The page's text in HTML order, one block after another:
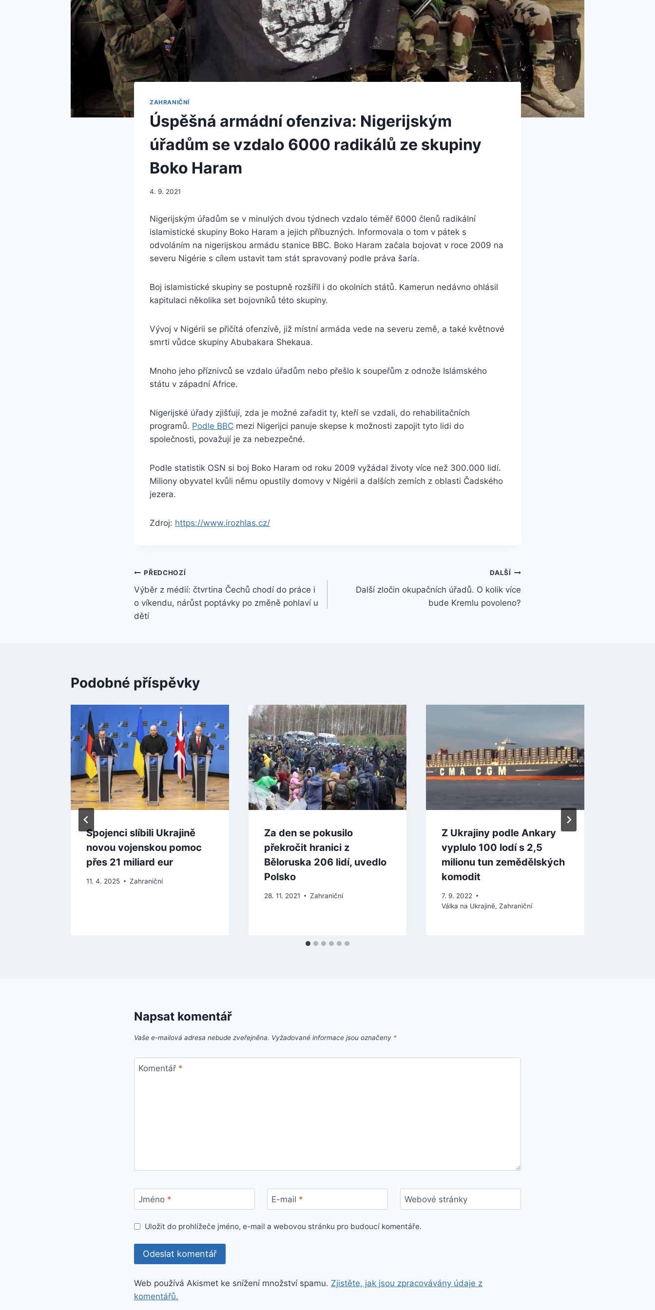
ZAHRANIČNÍ
Úspěšná armádní ofenziva: Nigerijským
úřadům se vzdalo 6000 radikálů ze skupiny
Boko Haram
4. 9. 2021
Nigerijským úřadům se v minulých dvou týdnech vzdalo téměř 6000 členů radikální
islamistické skupiny Boko Haram a jejich příbuzných. Informovala o tom v pátek s
odvoláním na nigerijskou armádu stanice BBC. Boko Haram začala bojovat v roce 2009 na
severu Nigérie s cílem ustavit tam stát spravovaný podle práva šaría.
Boj islamistické skupiny se postupně rozšířil i do okolních států. Kamerun nedávno ohlásil
kapitulaci několika set bojovníků této skupiny.
Vývoj v Nigérii se přičítá ofenzívě, již místní armáda vede na severu země, a také květnové
smrti vůdce skupiny Abubakara Shekaua.
Mnoho jeho příznivců se vzdalo úřadům nebo přešlo k soupeřům z odnože Islámského
státu v západní Africe.
Nigerijské úřady zjišťují, zda je možné zařadit ty, kteří se vzdali, do rehabilitačních
programů. Podle BBC mezi Nigerijci panuje skepse k možnosti zapojit tyto lidi do
společnosti, považují je za nebezpečné.
Podle statistik OSN si boj Boko Haram od roku 2009 vyžádal životy více než 300.000 lidí.
Miliony obyvatel kvůli němu opustily domovy v Nigérii a dalších zemích z oblasti Čadského
jezera.
Zdroj: https://www.irozhlas.cz/
Navigace
pro
příspěvek
PŘEDCHOZÍ
Výběr z médií: čtvrtina Čechů chodí do práce i
o víkendu, nárůst poptávky po změně pohlaví u
dětí
DALŠÍ
Další zločin okupačních úřadů. O kolik více
bude Kremlu povoleno?
Podobné příspěvky
Spojenci slíbili Ukrajině
novou vojenskou pomoc
přes 21 miliard eur
11. 4. 2025 Zahraniční
Za den se pokusilo
překročit hranici z
Běloruska 206 lidí, uvedlo
Polsko
28. 11. 2021 Zahraniční
Z Ukrajiny podle Ankary
vyplulo 100 lodí s 2,5
milionu tun zemědělských
komodit
7. 9. 2022
Válka na Ukrajině,Zahraniční
Napsat komentář
Vaše e-mailová adresa nebude zveřejněna. Vyžadované informace jsou označeny *
Komentář *
Jméno * E-mail * Webové stránky
Uložit do prohlížeče jméno, e-mail a webovou stránku pro budoucí komentáře.
Web používá Akismet ke snížení množství spamu. Zjistěte, jak jsou zpracovávány údaje z
komentářů.